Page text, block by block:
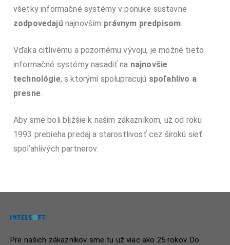
všetky informačné systémy v ponuke sústavne
zodpovedajúnajnovším právnym predpisom.
Vďaka citlivému a pozornému vývoju, je možné tieto
informačné systémy nasadiť na najnovšie
technológie, s ktorými spolupracujú spoľahlivo a
presne.
Aby sme boli bližšie k našim zákazníkom, už od roku
1993 prebieha predaj a starostlivosť cez širokú sieť
spoľahlivých partnerov.
Pre našich zákazníkov sme tu už viac ako 25 rokov. Do